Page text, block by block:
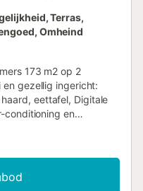
Terras,
Omheind
173 m2 op 2
en gezellig ingericht:
eettafel, Digitale
conditioning en
de hal (oven,
kookplaten,
diepvriezer,
naar de zitplaats in de